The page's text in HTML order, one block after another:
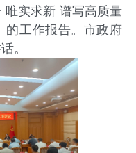
唯实求新 谱写高质量
的工作报告。市政府
。